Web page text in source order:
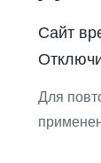
Сайт
Для